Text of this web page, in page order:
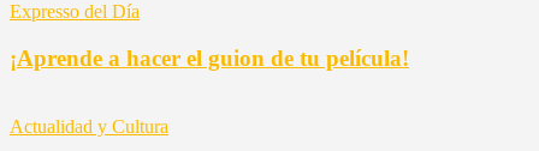
Expresso del Día
¡Aprende a hacer el guion de tu película!
Actualidad y Cultura